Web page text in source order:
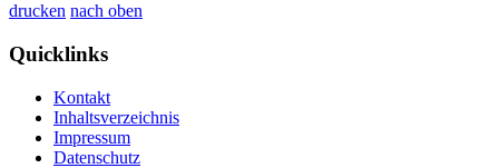
drucken nach oben
Quicklinks
Kontakt
Inhaltsverzeichnis
Impressum
Datenschutz